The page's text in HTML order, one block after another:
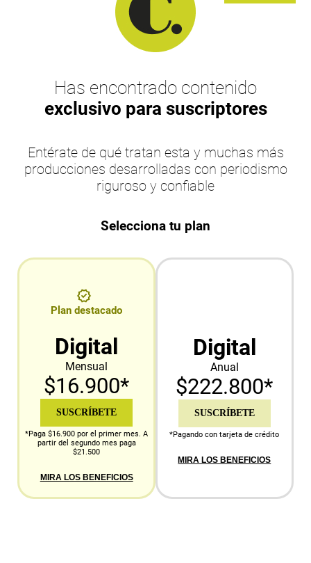
Has encontrado contenido
exclusivo para suscriptores
Entérate de qué tratan esta y muchas más
producciones desarrolladas con periodismo
riguroso y confiable
Selecciona tu plan
Plan destacado
Digital
Mensual
$16.900*
SUSCRÍBETE
*Paga $16.900 por el primer mes. A
partir del segundo mes paga
$21.500
MIRA LOS BENEFICIOS
Digital
Anual
$222.800*
SUSCRÍBETE
*Pagando con tarjeta de crédito
MIRA LOS BENEFICIOS